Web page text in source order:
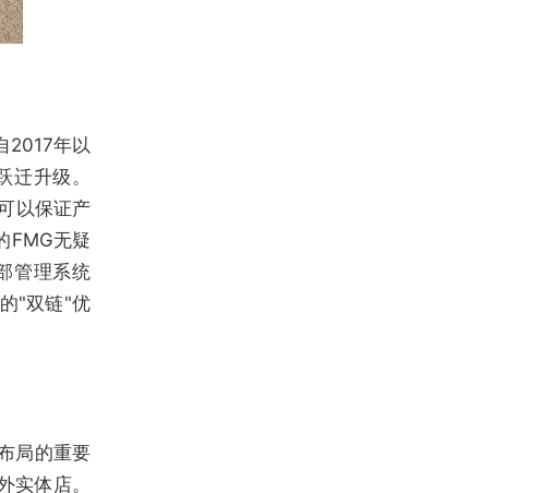
2017年以
升级。
以保证产
FMG无疑
管理系统
"双链"优
局的重要
实体店。